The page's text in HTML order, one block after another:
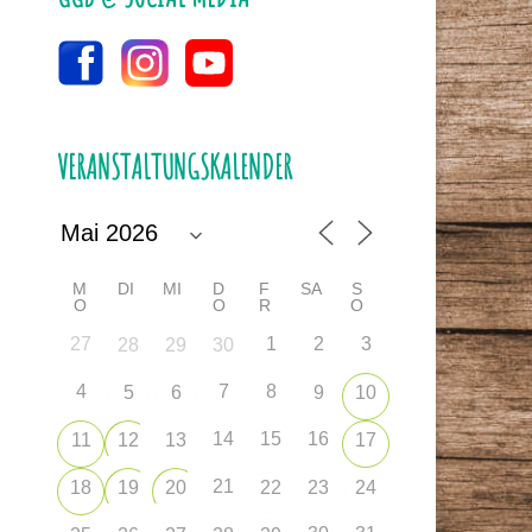
VERANSTALTUNGSKALENDER
M
O
DI MI
D
O
F
R
SA
S
O
27 28 29 30 1 2 3
4 5 6 7 8 9 10
11 12 13 14 15 16 17
18 19 20 21 22 23 24